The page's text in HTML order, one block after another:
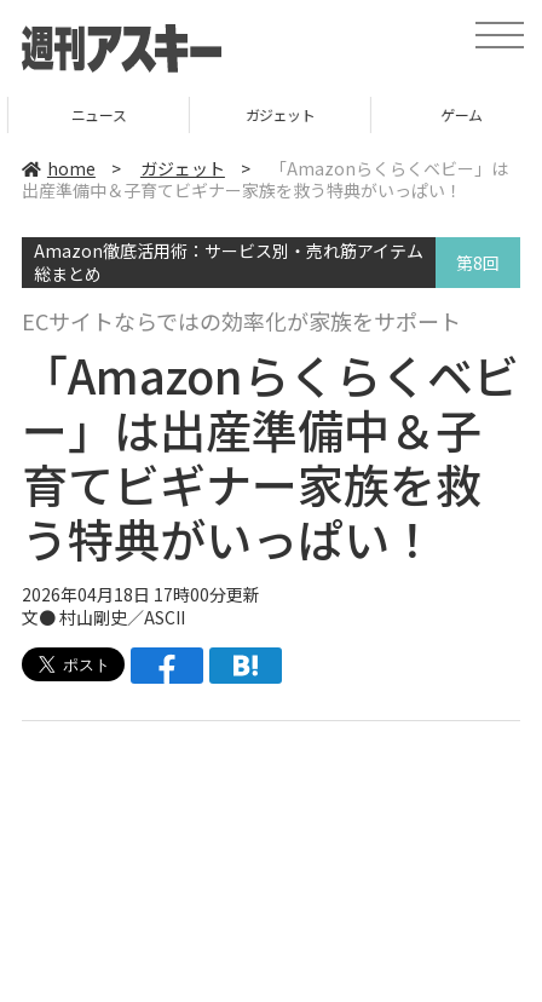
t
o
v
o
ニュース ガジェット ゲーム
home > ガジェット >
「Amazonらくらくベビー」は
出産準備中＆子育てビギナー家族を救う特典がいっぱい！
Amazon徹底活用術：サービス別・売れ筋アイテム
総まとめ
第8回
ECサイトならではの効率化が家族をサポート
「Amazonらくらくベビ
ー」は出産準備中＆子
育てビギナー家族を救
う特典がいっぱい！
2026年04月18日 17時00分更新
文● 村山剛史／ASCII